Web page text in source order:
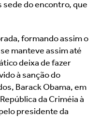
sede do encontro, que
formando assim o
manteve assim até
deixa de fazer
à sanção do
Barack Obama, em
da Criméia à
presidente da